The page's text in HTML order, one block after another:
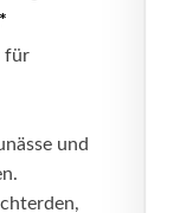
für
und